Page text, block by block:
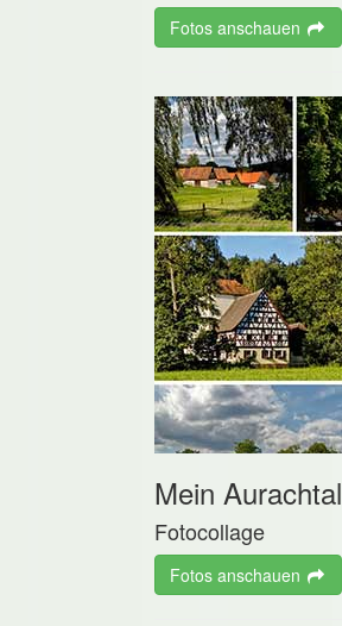
Fotos anschauen
Mein Aurachtal
Fotocollage
Fotos anschauen